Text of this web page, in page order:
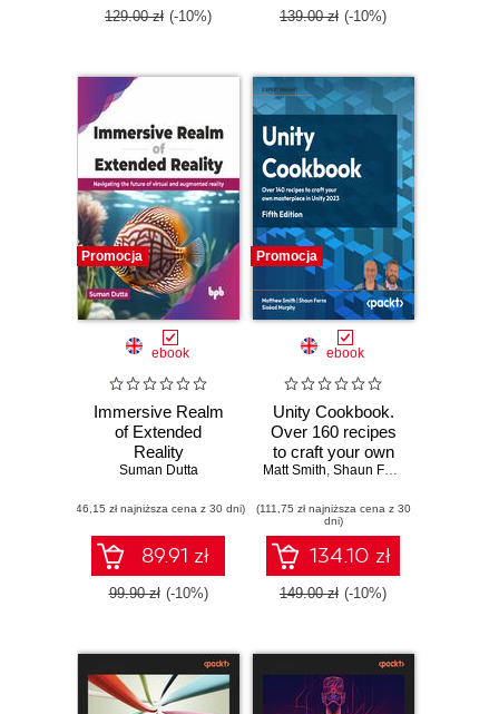
129.00 zł (-10%) 139.00 zł (-10%)
Promocja
ebook
Immersive Realm
of Extended
Reality
Suman Dutta
(46,15 zł najniższa cena z 30 dni)
89.91 zł
99.90 zł (-10%)
Promocja
ebook
Unity Cookbook.
Over 160 recipes
to craft your own
masterpiece in
Edition
Matt Smith, Shaun Ferns
(111,75 zł najniższa cena z 30
dni)
134.10 zł
149.00 zł (-10%)